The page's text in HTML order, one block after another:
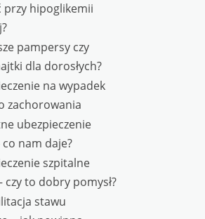
przy hipoglikemii
pampersy czy
dla dorosłych?
na wypadek
zachorowania
ubezpieczenie
nam daje?
szpitalne
czy to dobry pomysł?
stawu